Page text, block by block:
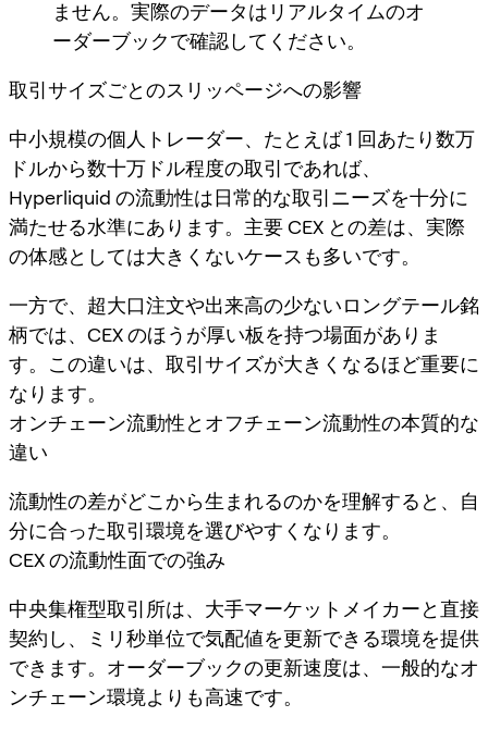
ません。実際のデータはリアルタイムのオ
ーダーブックで確認してください。
取引サイズごとのスリッページへの影響
中小規模の個人トレーダー、たとえば 1 回あたり数万
ドルから数十万ドル程度の取引であれば、
Hyperliquid の流動性は日常的な取引ニーズを十分に
満たせる水準にあります。主要 CEX との差は、実際
の体感としては大きくないケースも多いです。
一方で、超大口注文や出来高の少ないロングテール銘
柄では、CEX のほうが厚い板を持つ場面がありま
す。この違いは、取引サイズが大きくなるほど重要に
なります。
オンチェーン流動性とオフチェーン流動性の本質的な
違い
流動性の差がどこから生まれるのかを理解すると、自
分に合った取引環境を選びやすくなります。
CEX の流動性面での強み
中央集権型取引所は、大手マーケットメイカーと直接
契約し、ミリ秒単位で気配値を更新できる環境を提供
できます。オーダーブックの更新速度は、一般的なオ
ンチェーン環境よりも高速です。